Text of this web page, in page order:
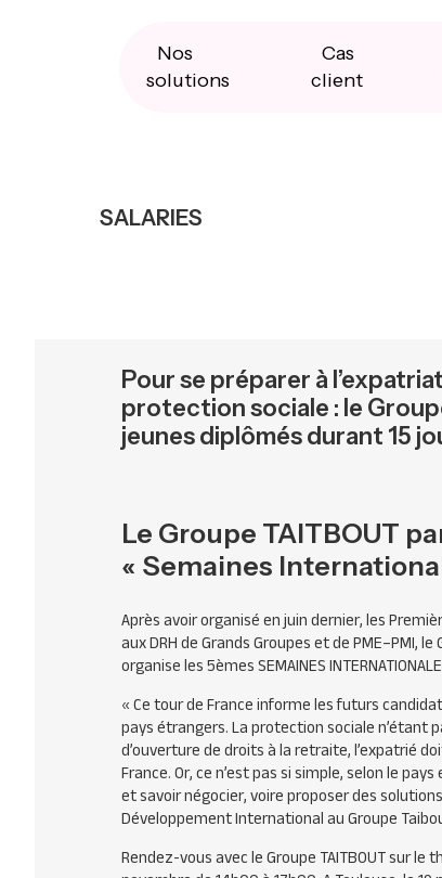
Nos
solutions
Cas
client
SALARIES
Pour se préparer à
protection sociale : le
jeunes diplômés durant 15
Le Groupe TAITBOUT
« Semaines
Après avoir organisé en juin dernier, les
auxDRHde Grands Groupes et dePME–PMI, le
organise les 5èmesSEMAINES
« Ce tour de France informe les futurs
pays étrangers. La protection sociale n’étant
d’ouverture de droits à la retraite, l’expatrié
France. Or, ce n’est pas si simple, selon le
et savoir négocier, voire proposer des
Développement International au Groupe
Rendez-vous avec le GroupeTAITBOUTsur le